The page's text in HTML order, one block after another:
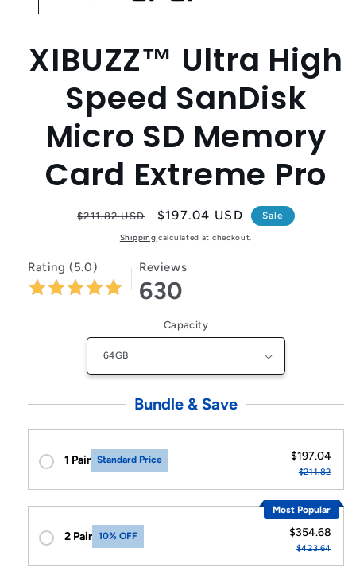
XIBUZZ™ Ultra High
Speed SanDisk
Micro SD Memory
Card Extreme Pro
Regular
$211.82 USD
Sale
price
$197.04 USD Sale
Shipping calculated at checkout.
Rating (5.0) Reviews
630
Capacity
Bundle & Save
1 Pair Standard Price $197.04
$211.82
2 Pair 10% OFF
Most Popular
$354.68
$423.64